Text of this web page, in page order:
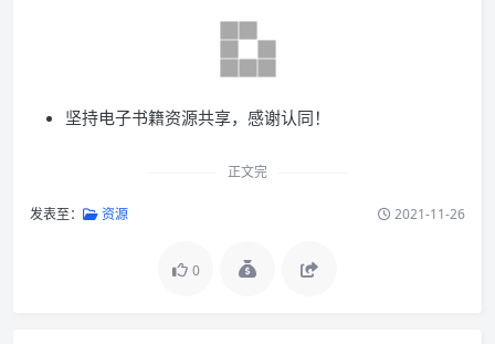
坚持电子书籍资源共享，感谢认同！
正文完
发表至： 资源 2021-11-26
0